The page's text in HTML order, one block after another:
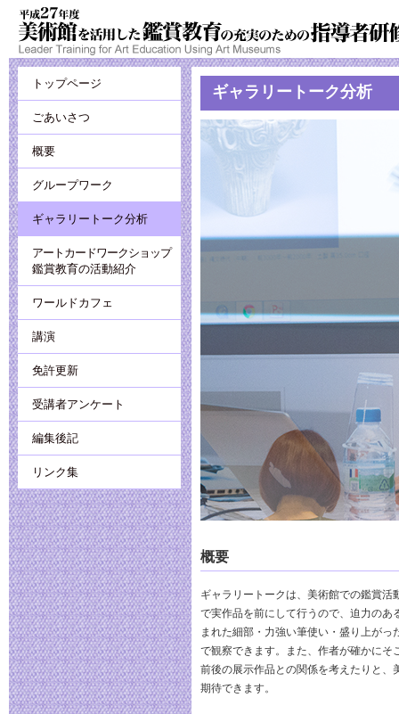
トップページ
ごあいさつ
概要
グループワーク
ギャラリートーク分析
アートカードワークショップ
鑑賞教育の活動紹介
ワールドカフェ
講演
免許更新
受講者アンケート
編集後記
リンク集
ギャラリートーク分析
概要
ギャラリートークは、美術館での鑑賞活
で実作品を前にして行うので、迫力のあ
まれた細部・力強い筆使い・盛り上がっ
で観察できます。また、作者が確かにそ
前後の展示作品との関係を考えたりと、
期待できます。